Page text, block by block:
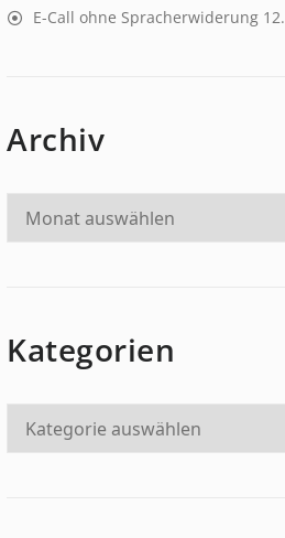
E-Call ohne Spracherwiderung
Archiv
Kategorien